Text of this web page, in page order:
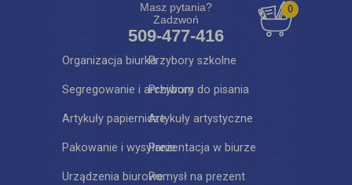
Masz pytania?
Zadzwoń
509-477-416
0
Organizacja biurkaPrzybory szkolne
Segregowanie i archiwumPrzybory do pisania
Artykuły papierniczeArtykuły artystyczne
Pakowanie i wysyłaniePrezentacja w biurze
Urządzenia biurowePomysł na prezent